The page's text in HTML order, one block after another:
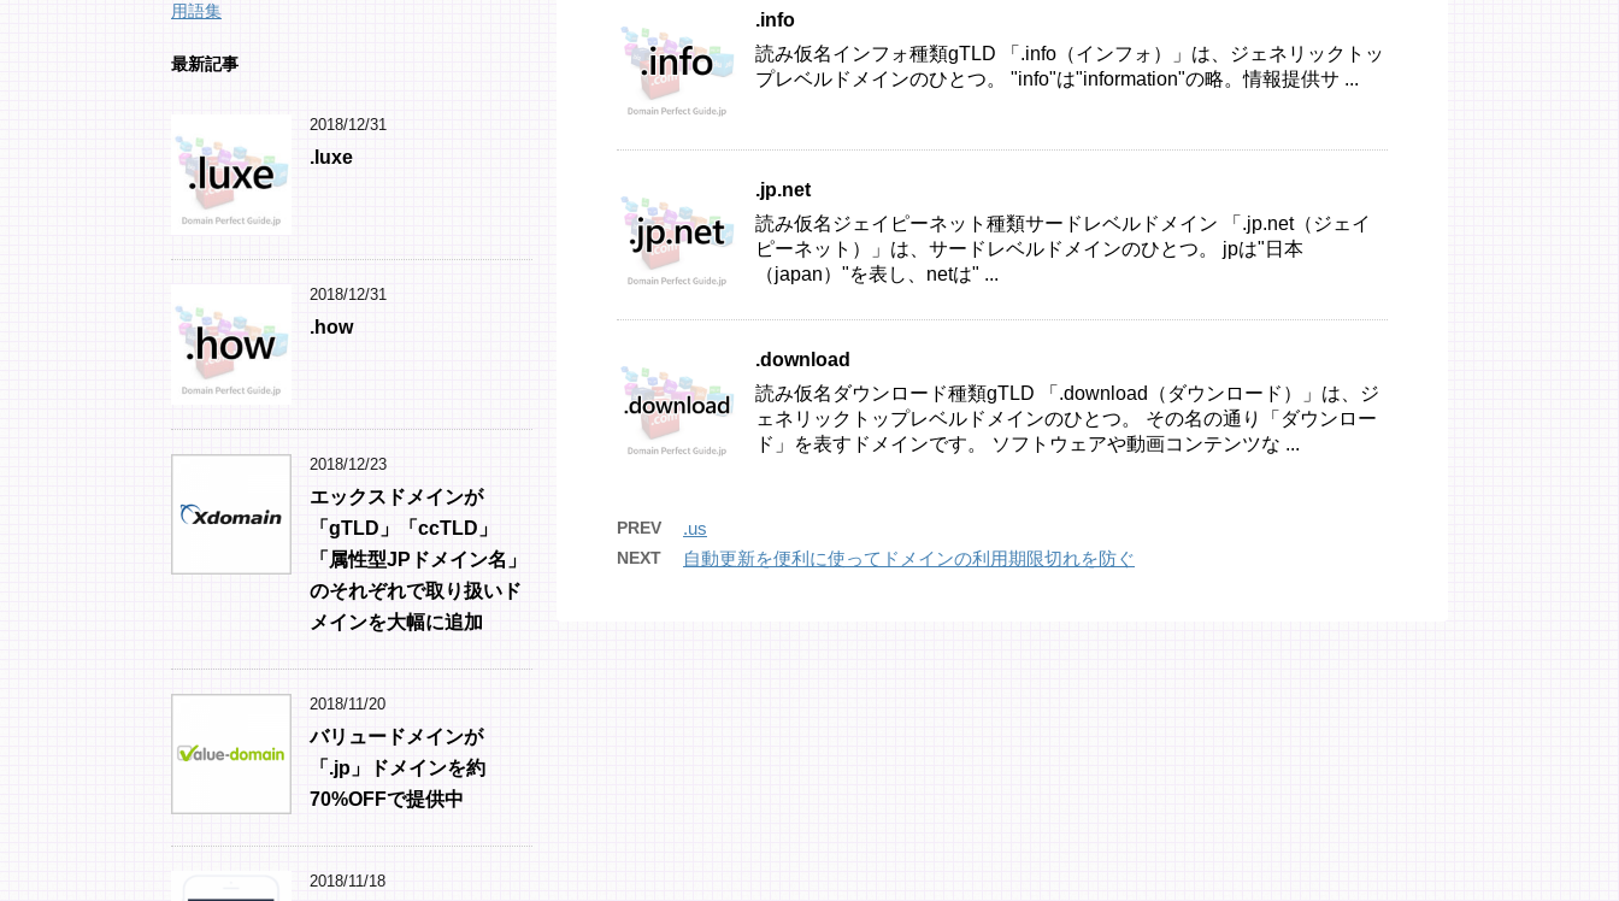
.info
読み仮名インフォ種類gTLD 「.info（インフォ）」は、ジェネリックトッ
プレベルドメインのひとつ。 "info"は"information"の略。情報提供サ ...
.jp.net
読み仮名ジェイピーネット種類サードレベルドメイン 「.jp.net（ジェイ
ピーネット）」は、サードレベルドメインのひとつ。 jpは"日本
（japan）"を表し、netは" ...
.download
読み仮名ダウンロード種類gTLD 「.download（ダウンロード）」は、ジ
ェネリックトップレベルドメインのひとつ。 その名の通り「ダウンロー
ド」を表すドメインです。 ソフトウェアや動画コンテンツな ...
PREV .us
NEXT 自動更新を便利に使ってドメインの利用期限切れを防ぐ
用語集
最新記事
2018/12/31
.luxe
2018/12/31
.how
2018/12/23
エックスドメインが
「gTLD」「ccTLD」
「属性型JPドメイン名」
のそれぞれで取り扱いド
メインを大幅に追加
2018/11/20
バリュードメインが
「.jp」ドメインを約
70%OFFで提供中
2018/11/18